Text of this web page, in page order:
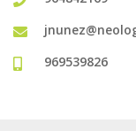
969539826